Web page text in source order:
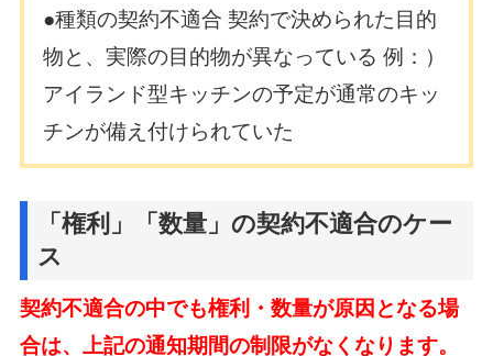
●種類の契約不適合 契約で決められた目的
物と、実際の目的物が異なっている 例：）
アイランド型キッチンの予定が通常のキッ
チンが備え付けられていた
「権利」「数量」の契約不適合のケー
ス
契約不適合の中でも権利・数量が原因となる場
合は、上記の通知期間の制限がなくなります。